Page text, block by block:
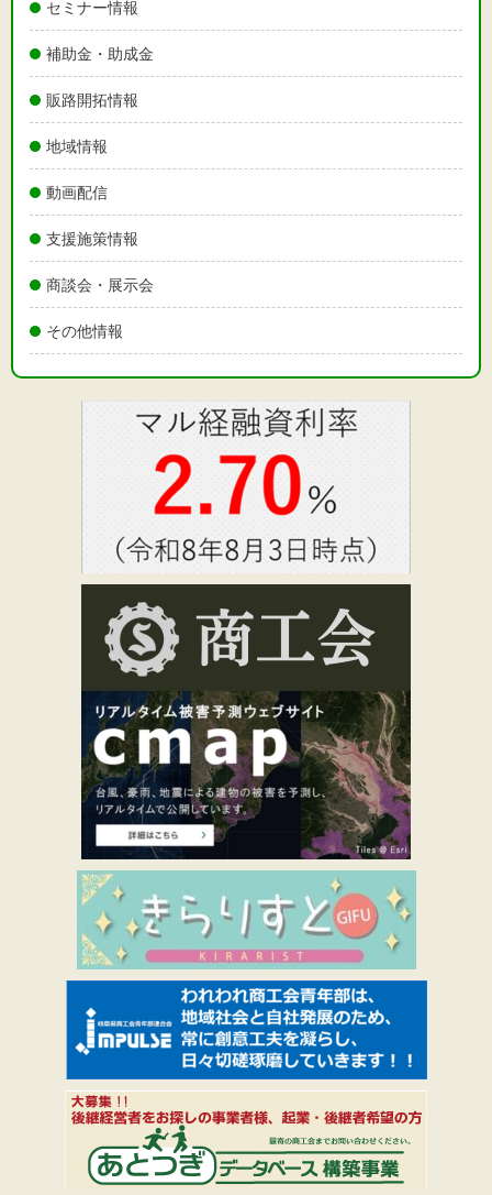
セミナー情報
補助金・助成金
販路開拓情報
地域情報
動画配信
支援施策情報
商談会・展示会
その他情報